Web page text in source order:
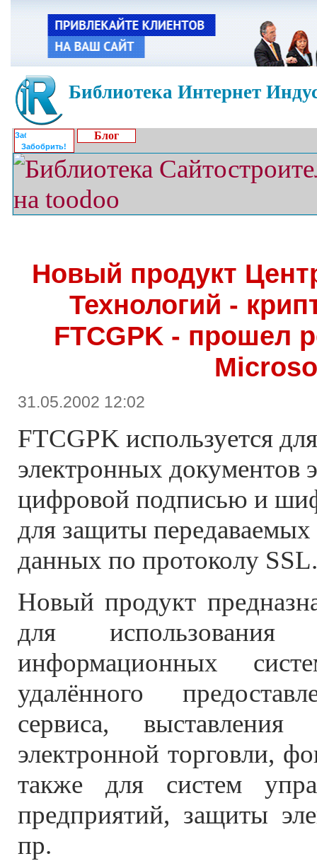
Библиотека Интернет
Забобрить!
Блог
Новый продукт
Технологий -
FTCGPK - прошел
31.05.2002 12:02
FTCGPK используется
электронных документов
цифровой подписью и
для защиты передаваемых
данных по протоколу SSL.
Новый продукт
для
информационных
удалённого
сервиса, выставления
электронной торговли,
также для систем
предприятий, защиты
пр.